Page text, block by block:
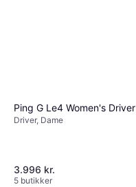
Ping G Le4 Women's Driver
Driver, Dame
3.996 kr.
5 butikker